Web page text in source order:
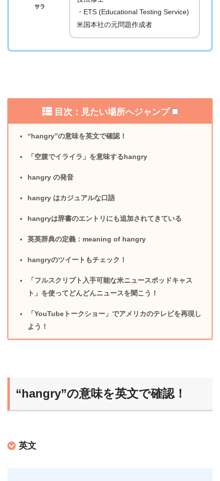
サラ
・ETS (Educational Testing Service)
米国本社の元問題作成者
目次：見たい場所へジャンプ
“hangry”の意味を英文で確認！
「空腹でイライラ」を意味するhangry
hangry の発音
hangry はカジュアルな口語
hangryは辞書のエントリにも追加されてきている
英英辞典の定義：meaning of hangry
hangryのツイートもチェック！
「フルスクリプト入手可能な米ニュースポッドキャス
ト」を使ってどんどんニュースを聞こう！
「YouTubeトークショー」でアメリカのテレビを再現し
よう！
“hangry”の意味を英文で確認！
英文